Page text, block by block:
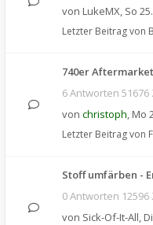
von LukeMX, So
Letzter Beitrag von
740er
6 Antworten
von christoph, Mo
Letzter Beitrag von
Stoff umfärben -
0 Antworten
von Sick-Of-It-All,